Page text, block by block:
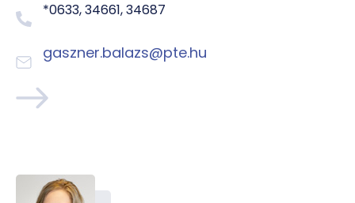
*0633, 34661, 34687
gaszner.balazs@pte.hu